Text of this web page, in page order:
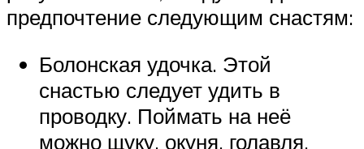
предпочтение следующим снастям:
Болонская удочка. Этой
снастью следует удить в
проводку. Поймать на неё
можно щуку, окуня, голавля,